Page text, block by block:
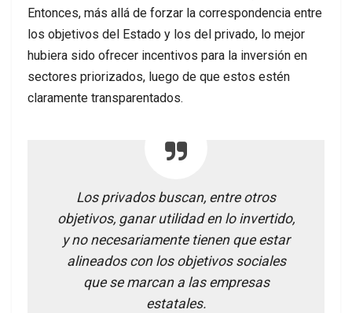
Entonces, más allá de forzar la correspondencia entre
los objetivos del Estado y los del privado, lo mejor
hubiera sido ofrecer incentivos para la inversión en
sectores priorizados, luego de que estos estén
claramente transparentados.
Los privados buscan, entre otros
objetivos, ganar utilidad en lo invertido,
y no necesariamente tienen que estar
alineados con los objetivos sociales
que se marcan a las empresas
estatales.